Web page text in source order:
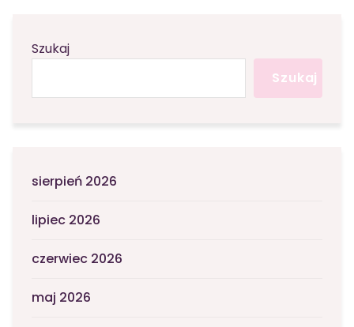
Szukaj
Szukaj
sierpień 2026
lipiec 2026
czerwiec 2026
maj 2026